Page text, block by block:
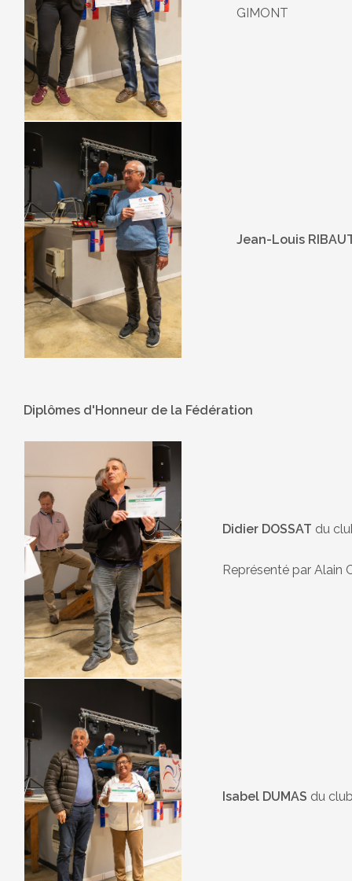
GIMONT
Jean-Louis
Diplômes d'Honneur de la Fédération
Didier DOSSAT du
Représenté par Alain
Isabel DUMAS du